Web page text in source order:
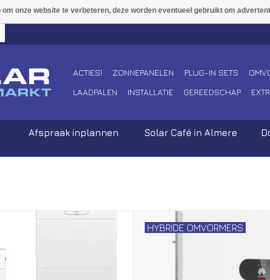
ACTIES! ZONNEPANELEN PLUG-IN SETS
LAADPALEN
INSTALLATIE GEREEDSCHAP
Afspraak inplannen Solar Café in Almere
HYBRIDE OMVORMERS